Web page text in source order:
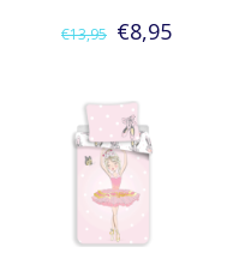
€13,95 €8,95